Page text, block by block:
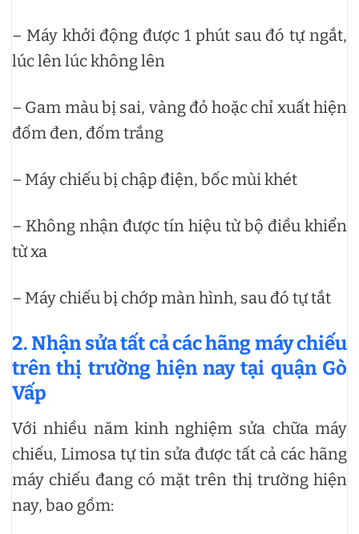
– Máy khởi động được 1 phút sau đó tự ngắt,
lúc lên lúc không lên
– Gam màu bị sai, vàng đỏ hoặc chỉ xuất hiện
đốm đen, đốm trắng
– Máy chiếu bị chập điện, bốc mùi khét
– Không nhận được tín hiệu từ bộ điều khiển
từ xa
– Máy chiếu bị chớp màn hình, sau đó tự tắt
2. Nhận sửa tất cả các hãng máy chiếu
trên thị trường hiện nay tại quận Gò
Vấp
Với nhiều năm kinh nghiệm sửa chữa máy
chiếu, Limosa tự tin sửa được tất cả các hãng
máy chiếu đang có mặt trên thị trường hiện
nay, bao gồm: